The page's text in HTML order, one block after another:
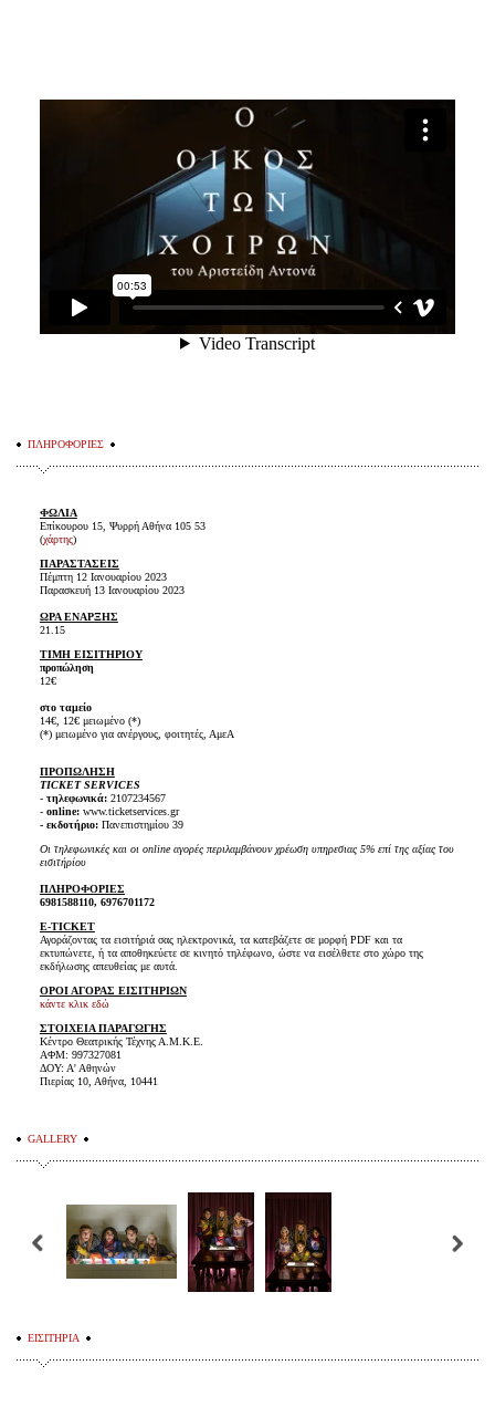
ΠΛΗΡΟΦΟΡΙΕΣ
ΦΩΛΙΑ
Επίκουρου 15, Ψυρρή Αθήνα 105 53
(χάρτης)
ΠΑΡΑΣΤΑΣΕΙΣ
Πέμπτη 12 Ιανουαρίου 2023
Παρασκευή 13 Ιανουαρίου 2023
ΩΡΑ ΕΝΑΡΞΗΣ
21.15
ΤΙΜΗ ΕΙΣΙΤΗΡΙΟΥ
προπώληση
12€
στο ταμείο
14€, 12€ μειωμένο (*)
(*) μειωμένο για ανέργους, φοιτητές, ΑμεΑ
ΠΡΟΠΩΛΗΣΗ
TICKET SERVICES
- τηλεφωνικά:2107234567
- online:www.ticketservices.gr
- εκδοτήριο:Πανεπιστημίου 39
Οι τηλεφωνικές και οι online αγορές περιλαμβάνουν χρέωση υπηρεσιας 5% επί της αξίας του
εισιτήρίου
ΠΛΗΡΟΦΟΡΙΕΣ
6981588110, 6976701172
E-TICKET
Αγοράζοντας τα εισιτήριά σας ηλεκτρονικά, τα κατεβάζετε σε μορφή PDF και τα
εκτυπώνετε, ή τα αποθηκεύετε σε κινητό τηλέφωνο, ώστε να εισέλθετε στο χώρο της
εκδήλωσης απευθείας με αυτά.
ΟΡΟΙ ΑΓΟΡΑΣ ΕΙΣΙΤΗΡΙΩΝ
κάντε κλικ εδώ
ΣΤΟΙΧΕΙΑ ΠΑΡΑΓΩΓΗΣ
Κέντρο Θεατρικής Τέχνης Α.Μ.Κ.Ε.
ΑΦΜ: 997327081
ΔΟΥ: Α' Αθηνών
Πιερίας 10, Αθήνα, 10441
GALLERY
ΕΙΣΙΤΗΡΙΑ